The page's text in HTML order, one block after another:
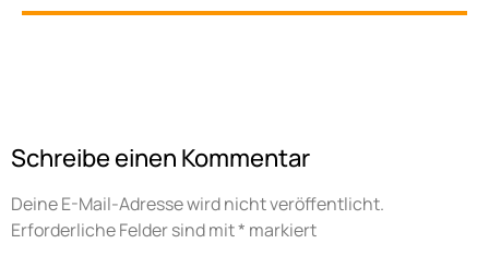
Schreibe einen Kommentar
Deine E-Mail-Adresse wird nicht veröffentlicht.
Erforderliche Felder sind mit* markiert